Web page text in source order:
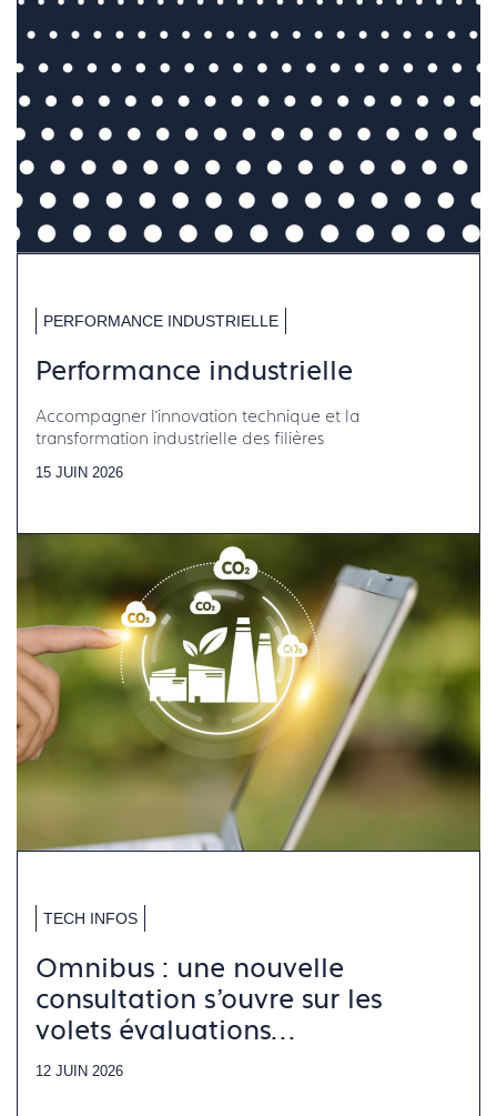
PERFORMANCE INDUSTRIELLE
Performance industrielle
Accompagner l’innovation technique et la
transformation industrielle des filières
15 JUIN 2026
TECH INFOS
Omnibus : une nouvelle
consultation s’ouvre sur les
volets évaluations
environnementales
12 JUIN 2026